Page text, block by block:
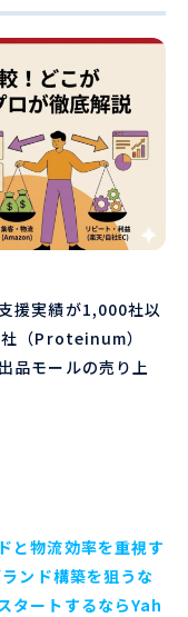
援実績が1,000社以
（Proteinum）
品モールの売り上
と物流効率を重視す
ンド構築を狙うな
タートするならYah